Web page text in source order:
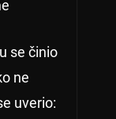
se činio
ne
uverio: